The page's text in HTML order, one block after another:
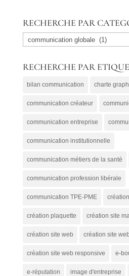
RECHERCHE PAR
RECHERCHE
CATEGORIES
RECHERCHE PAR
bilan communication charte
communication créateur
communication entreprise
communication institutionnelle
communication métiers de la santé
communication profession libérale
communication TPE-PME
création plaquette création site
création site web création site
création site web responsive e-
e-réputation image d'entreprise